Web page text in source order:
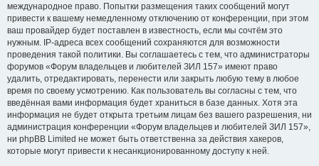
международное право. Попытки размещения таких сообщений могут
привести к вашему немедленному отключению от конференции, при этом
ваш провайдер будет поставлен в известность, если мы сочтём это
нужным. IP-адреса всех сообщений сохраняются для возможности
проведения такой политики. Вы соглашаетесь с тем, что администраторы
форумов «Форум владельцев и любителей ЗИЛ 157» имеют право
удалить, отредактировать, перенести или закрыть любую тему в любое
время по своему усмотрению. Как пользователь вы согласны с тем, что
введённая вами информация будет храниться в базе данных. Хотя эта
информация не будет открыта третьим лицам без вашего разрешения, ни
администрация конференции «Форум владельцев и любителей ЗИЛ 157»,
ни phpBB Limited не может быть ответственна за действия хакеров,
которые могут привести к несанкционированному доступу к ней.